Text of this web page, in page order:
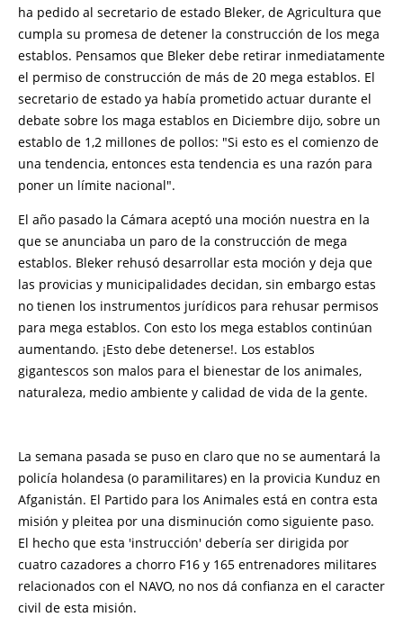
ha pedido al secretario de estado Bleker, de Agricultura que
cumpla su promesa de detener la construcción de los mega
establos. Pensamos que Bleker debe retirar inmediatamente
el permiso de construcción de más de 20 mega establos. El
secretario de estado ya había prometido actuar durante el
debate sobre los maga establos en Diciembre dijo, sobre un
establo de 1,2 millones de pollos: "Si esto es el comienzo de
una tendencia, entonces esta tendencia es una razón para
poner un límite nacional".
El año pasado la Cámara aceptó una moción nuestra en la
que se anunciaba un paro de la construcción de mega
establos. Bleker rehusó desarrollar esta moción y deja que
las provicias y municipalidades decidan, sin embargo estas
no tienen los instrumentos jurídicos para rehusar permisos
para mega establos. Con esto los mega establos continúan
aumentando. ¡Esto debe detenerse!. Los establos
gigantescos son malos para el bienestar de los animales,
naturaleza, medio ambiente y calidad de vida de la gente.
La semana pasada se puso en claro que no se aumentará la
policía holandesa (o paramilitares) en la provicia Kunduz en
Afganistán. El Partido para los Animales está en contra esta
misión y pleitea por una disminución como siguiente paso.
El hecho que esta 'instrucción' debería ser dirigida por
cuatro cazadores a chorro F16 y 165 entrenadores militares
relacionados con el NAVO, no nos dá confianza en el caracter
civil de esta misión.